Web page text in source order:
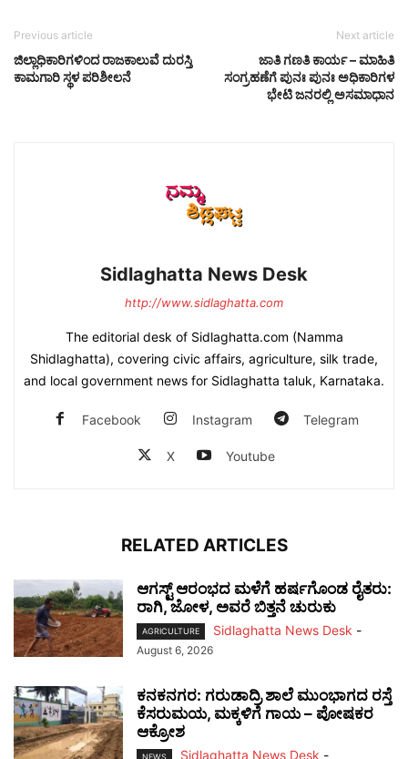
Previous article
ಜಿಲ್ಲಾಧಿಕಾರಿಗಳಿಂದ ರಾಜಕಾಲುವೆ ದುರಸ್ತಿ
ಕಾಮಗಾರಿ ಸ್ಥಳ ಪರಿಶೀಲನೆ
Next article
ಜಾತಿ ಗಣತಿ ಕಾರ್ಯ – ಮಾಹಿತಿ
ಸಂಗ್ರಹಣೆಗೆ ಪುನಃ ಪುನಃ ಅಧಿಕಾರಿಗಳ
ಭೇಟಿ ಜನರಲ್ಲಿ ಅಸಮಾಧಾನ
Sidlaghatta News Desk
http://www.sidlaghatta.com
The editorial desk of Sidlaghatta.com (Namma
Shidlaghatta), covering civic affairs, agriculture, silk trade,
and local government news for Sidlaghatta taluk, Karnataka.
Facebook Instagram Telegram
X Youtube
RELATED ARTICLES
ಆಗಸ್ಟ್ ಆರಂಭದ ಮಳೆಗೆ ಹರ್ಷಗೊಂಡ ರೈತರು:
ರಾಗಿ, ಜೋಳ, ಅವರೆ ಬಿತ್ತನೆ ಚುರುಕು
AGRICULTURE Sidlaghatta News Desk -
August 6, 2026
ಕನಕನಗರ: ಗರುಡಾದ್ರಿ ಶಾಲೆ ಮುಂಭಾಗದ ರಸ್ತೆ
ಕೆಸರುಮಯ, ಮಕ್ಕಳಿಗೆ ಗಾಯ – ಪೋಷಕರ
ಆಕ್ರೋಶ
NEWS Sidlaghatta News Desk -